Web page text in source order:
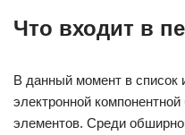
Что входит в
В данный момент в список
электронной
элементов. Среди